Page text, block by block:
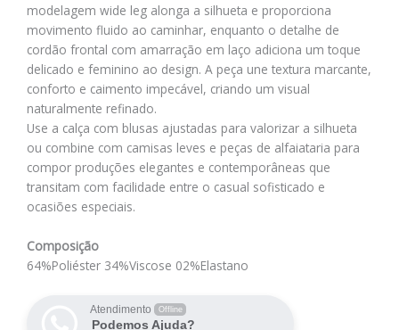
modelagem wide leg alonga a silhueta e proporciona
movimento fluido ao caminhar, enquanto o detalhe de
cordão frontal com amarração em laço adiciona um toque
delicado e feminino ao design. A peça une textura marcante,
conforto e caimento impecável, criando um visual
naturalmente refinado.
Use a calça com blusas ajustadas para valorizar a silhueta
ou combine com camisas leves e peças de alfaiataria para
compor produções elegantes e contemporâneas que
transitam com facilidade entre o casual sofisticado e
ocasiões especiais.
Composição
64%Poliéster 34%Viscose 02%Elastano
Atendimento Offline
Podemos Ajuda?